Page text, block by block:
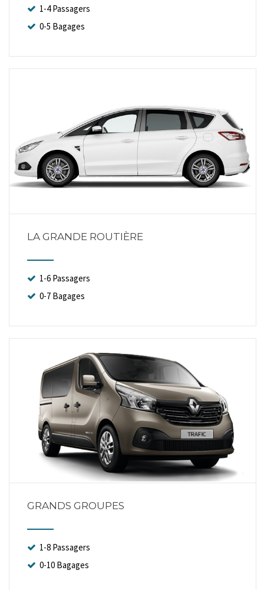
1-4 Passagers
0-5 Bagages
LA GRANDE ROUTIÈRE
1-6 Passagers
0-7 Bagages
GRANDS GROUPES
1-8 Passagers
0-10 Bagages